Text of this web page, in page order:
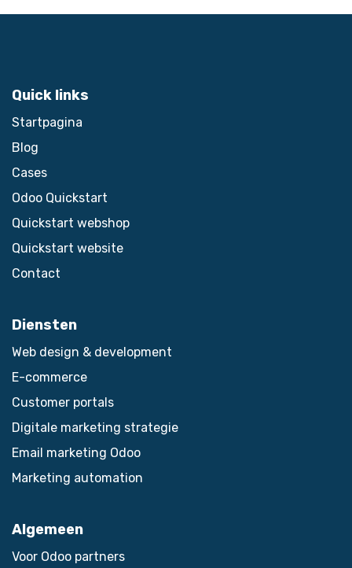
Quick links
Startpagina
Blog
Cases
Odoo Quickstart
Quickstart webshop
Quickstart website
Contact
Diensten
Web design & development
E-commerce
Customer portals
Digitale marketing strategie
Email marketing Odoo
Marketing automation​
Algemeen
Voor Odoo partners